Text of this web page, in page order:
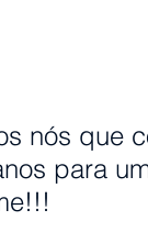
nós que
para